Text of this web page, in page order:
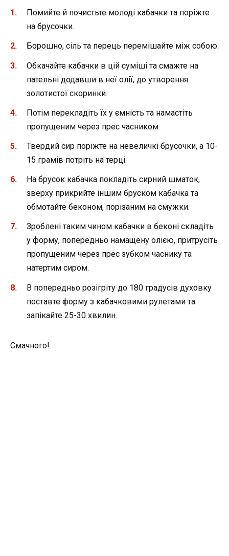
Помийте й почистьте молоді кабачки та поріжте
на брусочки.
Борошно, сіль та перець перемішайте між собою.
Обкачайте кабачки в цій суміші та смажте на
пательні додавши в неї олії, до утворення
золотистої скоринки.
Потім перекладіть їх у ємність та намастіть
пропущеним через прес часником.
Твердий сир поріжте на невеличкі брусочки, а 10-
15 грамів потріть на терці.
На брусок кабачка покладіть сирний шматок,
зверху прикрийте іншим бруском кабачка та
обмотайте беконом, порізаним на смужки.
Зроблені таким чином кабачки в беконі складіть
у форму, попередньо намащену олією, притрусіть
пропущеним через прес зубком часнику та
натертим сиром.
В попередньо розігріту до 180 градусів духовку
поставте форму з кабачковими рулетами та
запікайте 25-30 хвилин.
Смачного!